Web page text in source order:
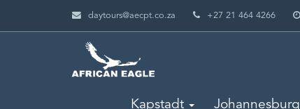
daytours@aecpt.co.za +27 21 464 4266
Kapstadt Johannesburg